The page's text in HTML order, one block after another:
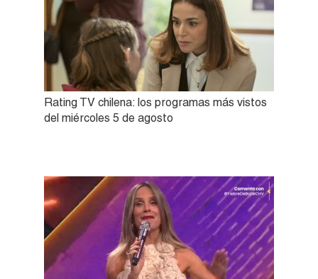
Rating TV chilena: los programas más vistos
del miércoles 5 de agosto